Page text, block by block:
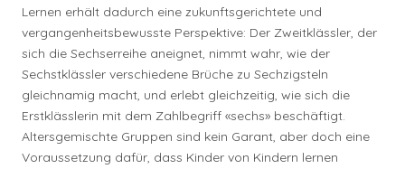
Lernen erhält dadurch eine zukunftsgerichtete und
vergangenheitsbewusste Perspektive: Der Zweitklässler, der
sich die Sechserreihe aneignet, nimmt wahr, wie der
Sechstklässler verschiedene Brüche zu Sechzigsteln
gleichnamig macht, und erlebt gleichzeitig, wie sich die
Erstklässlerin mit dem Zahlbegriff «sechs» beschäftigt.
Altersgemischte Gruppen sind kein Garant, aber doch eine
Voraussetzung dafür, dass Kinder von Kindern lernen